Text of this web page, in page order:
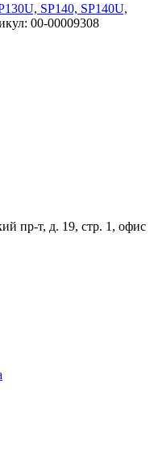
SP140, SP140U,
00-00009308
пр-т, д. 19, стр. 1, офис